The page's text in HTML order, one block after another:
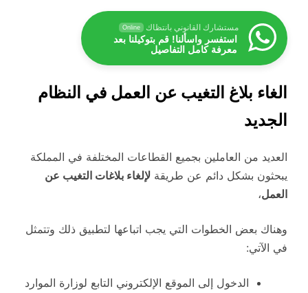
مستشارك القانوني بانتظاك Online
استفسر واسألنا! قم بتوكيلنا بعد
معرفة كامل التفاصيل
الغاء بلاغ التغيب عن العمل في النظام
الجديد
العديد من العاملين بجميع القطاعات المختلفة في المملكة
يبحثون بشكل دائم عن طريقة لإلغاء بلاغات التغيب عن
العمل،
وهناك بعض الخطوات التي يجب اتباعها لتطبيق ذلك وتتمثل
في الآتي:
الدخول إلى الموقع الإلكتروني التابع لوزارة الموارد